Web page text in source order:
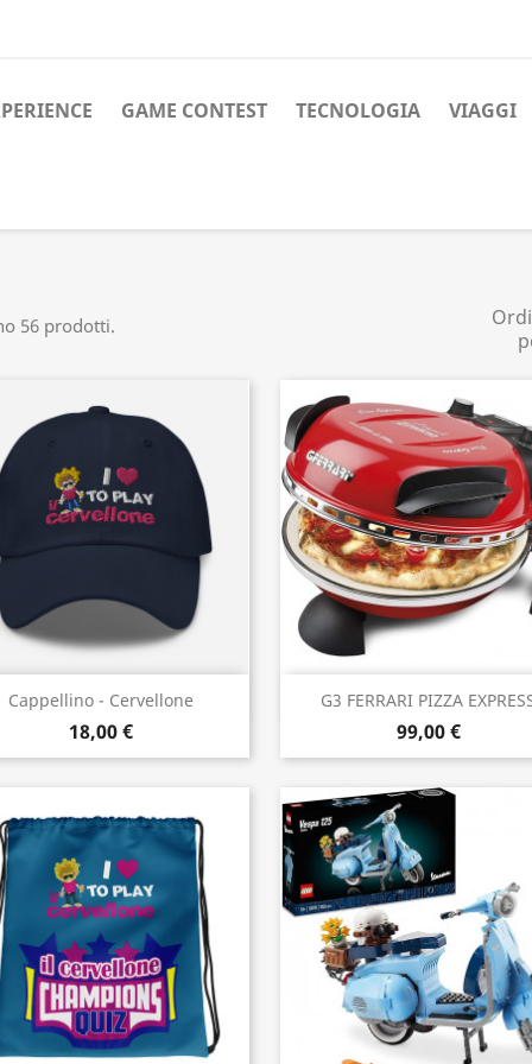
GAME CONTEST TECNOLOGIA VIAGGI
56 prodotti.
Cappellino - Cervellone
18,00 €
Anteprima G3 FERRARI PIZZA
99,00 €
Anteprima